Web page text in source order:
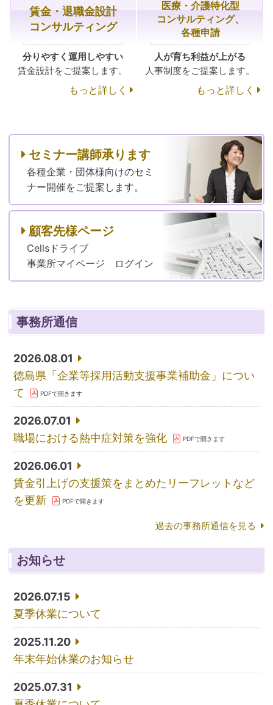
賃金・ 退職金設計
コンサルティング
分りやすく 運用しやすい
賃金設計をご提案します。
もっと詳しく
医療・介護特化型
コンサルティング、
各種申請
人が育ち利益が上がる
人事制度をご提案します。
もっと詳しく
セミナー講師承ります
各種企業・団体様向けのセミ
ナー開催をご提案します。
顧客先様ページ
Cellsドライブ
事業所マイページ ログイン
事務所通信
2026.08.01
徳島県「企業等採用活動支援事業補助金」につい
て
2026.07.01
職場における熱中症対策を強化
2026.06.01
賃金引上げの支援策をまとめたリーフレットなど
を更新
過去の事務所通信を見る
お知らせ
2026.07.15
夏季休業について
2025.11.20
年末年始休業のお知らせ
2025.07.31